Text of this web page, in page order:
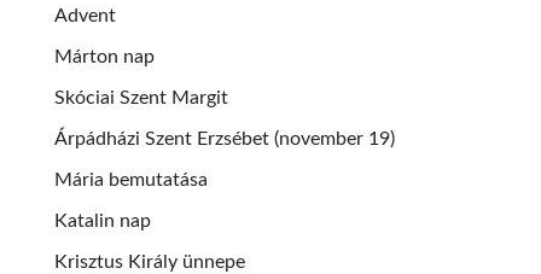
Advent
Márton nap
Skóciai Szent Margit
Árpádházi Szent Erzsébet (november 19)
Mária bemutatása
Katalin nap
Krisztus Király ünnepe